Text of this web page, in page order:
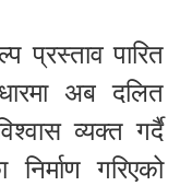
पारित
अब दलित
व्यक्त गर्दै
गरिएको